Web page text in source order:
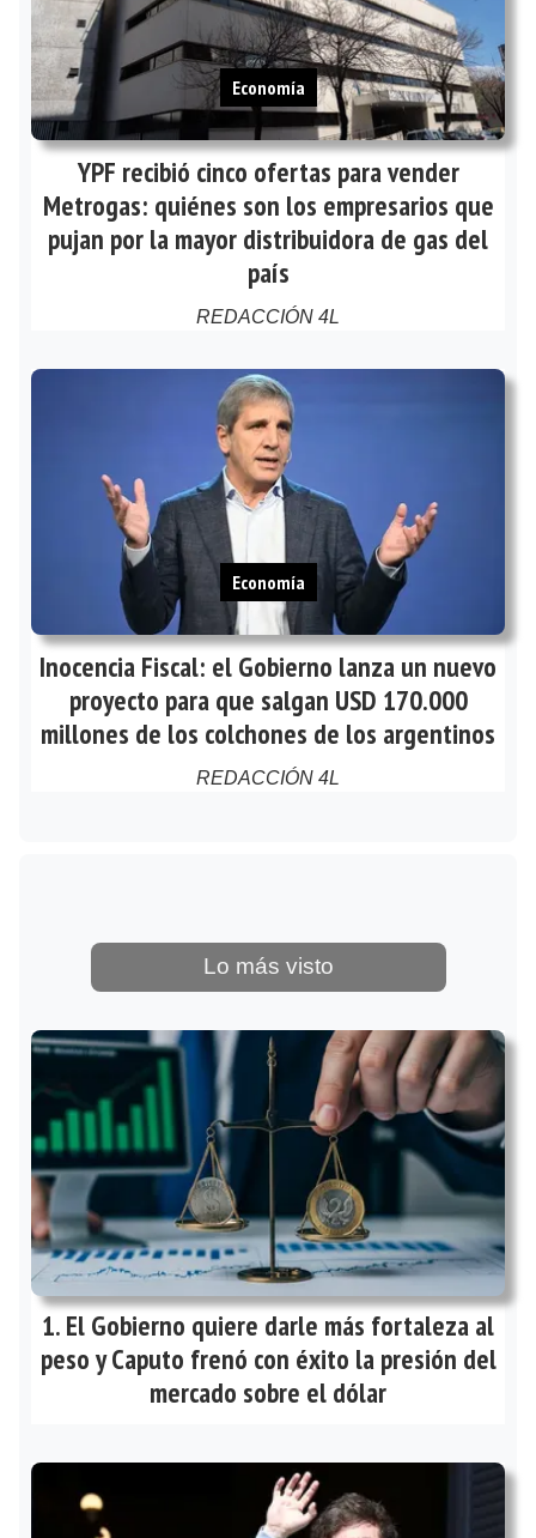
YPF recibió cinco ofertas para vender
Metrogas: quiénes son los empresarios que
pujan por la mayor distribuidora de gas del
país
REDACCIÓN 4L
Economía
Inocencia Fiscal: el Gobierno lanza un nuevo
proyecto para que salgan USD 170.000
millones de los colchones de los argentinos
REDACCIÓN 4L
Economía
Lo más visto
El Gobierno quiere darle más fortaleza al
peso y Caputo frenó con éxito la presión del
mercado sobre el dólar